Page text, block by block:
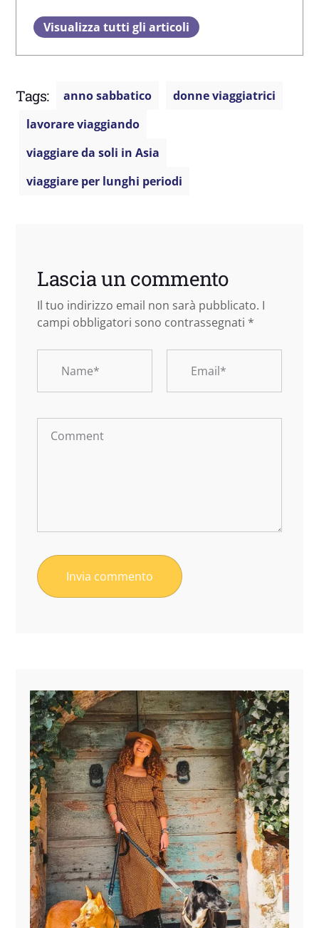
Visualizza tutti gli articoli
Tags: anno sabbatico
donne viaggiatrici
lavorare viaggiando
viaggiare da soli in Asia
viaggiare per lunghi periodi
Lascia un commento
Il tuo indirizzo email non sarà pubblicato. I
campi obbligatori sono contrassegnati *